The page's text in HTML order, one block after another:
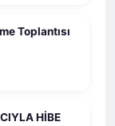
Toplantısı
HİBE